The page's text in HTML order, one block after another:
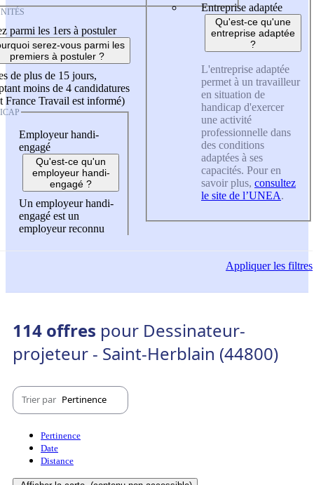
parmi les 1ers à postuler
serez-vous parmi les
premiers à postuler ?
de plus de 15 jours,
moins de 4 candidatures
France Travail est informé)
Employeur handi-
engagé
Qu'est-ce qu'un
employeur handi-
engagé ?
Un employeur handi-
engagé est un
employeur reconnu
Entreprise adaptée
Qu'est-ce qu'une
entreprise adaptée
?
L'entreprise adaptée
permet à un travailleur
en situation de
handicap d'exercer
une activité
professionnelle dans
des conditions
adaptées à ses
capacités. Pour en
savoir plus, consultez
le site de l’UNEA.
Appliquerles filtres
114 offres pour Dessinateur-
projeteur - Saint-Herblain (44800)
Trier par Pertinence
Pertinence
Date
Distance